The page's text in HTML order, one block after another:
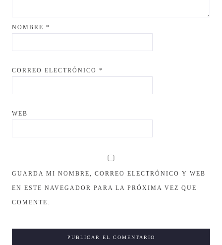
NOMBRE *
CORREO ELECTRÓNICO *
WEB
GUARDA MI NOMBRE, CORREO ELECTRÓNICO Y WEB
EN ESTE NAVEGADOR PARA LA PRÓXIMA VEZ QUE
COMENTE.